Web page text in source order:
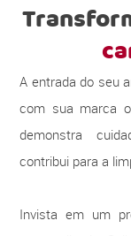
A entrada do seu
com sua marca
demonstra
contribui para a
Invista em um